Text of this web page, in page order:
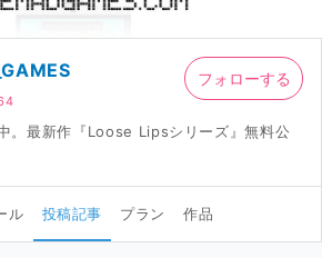
。最新作『Loose Lipsシリーズ』無料公
フォローする
ル 投稿記事 プラン 作品